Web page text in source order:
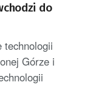
do
technologii
Górze i